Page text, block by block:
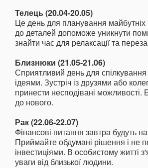
Телець (20.04-20.05)
Це день для планування майбутніх
до деталей допоможе уникнути
знайти час для релаксації та
Близнюки (21.05-21.06)
Сприятливий день для спілкування
ідеями. Зустріч із друзями або
принести несподівані можливості.
до нового.
Рак (22.06-22.07)
Фінансові питання завтра будуть
Приймайте обдумані рішення і не
інвестиціями. В особистому житті
уваги від близької людини.